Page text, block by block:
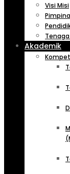
Visi Misi
Akademik